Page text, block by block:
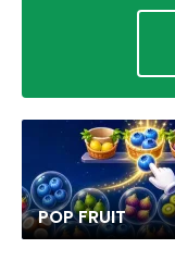
POP FRUIT